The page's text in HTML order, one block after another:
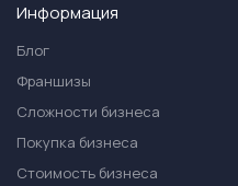
Информация
Блог
Франшизы
Сложности бизнеса
Покупка бизнеса
Стоимость бизнеса